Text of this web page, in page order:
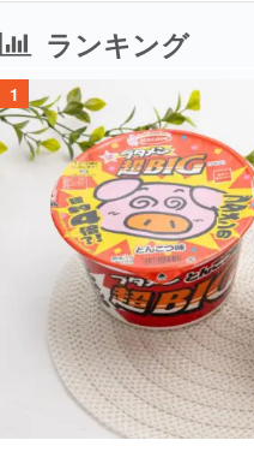
ランキング
1